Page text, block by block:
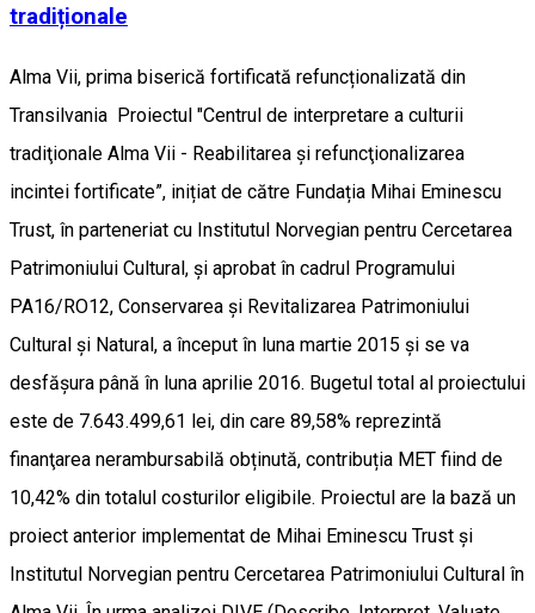
tradiționale
Alma Vii, prima biserică fortificată refuncționalizată din
Transilvania Proiectul "Centrul de interpretare a culturii
tradiţionale Alma Vii - Reabilitarea și refuncţionalizarea
incintei fortificate”, inițiat de către Fundația Mihai Eminescu
Trust, în parteneriat cu Institutul Norvegian pentru Cercetarea
Patrimoniului Cultural, și aprobat în cadrul Programului
PA16/RO12, Conservarea și Revitalizarea Patrimoniului
Cultural și Natural, a început în luna martie 2015 și se va
desfășura până în luna aprilie 2016. Bugetul total al proiectului
este de 7.643.499,61 lei, din care 89,58% reprezintă
finanţarea nerambursabilă obținută, contribuția MET fiind de
10,42% din totalul costurilor eligibile. Proiectul are la bază un
proiect anterior implementat de Mihai Eminescu Trust și
Institutul Norvegian pentru Cercetarea Patrimoniului Cultural în